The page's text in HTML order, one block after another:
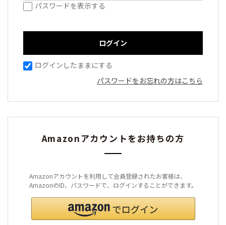
パスワードを表示する
ログインしたままにする
パスワードをお忘れの方はこちら
Amazonアカウントをお持ちの方
Amazonアカウントを利用して会員登録されたお客様は、
AmazonのID、パスワードで、ログインすることができます。